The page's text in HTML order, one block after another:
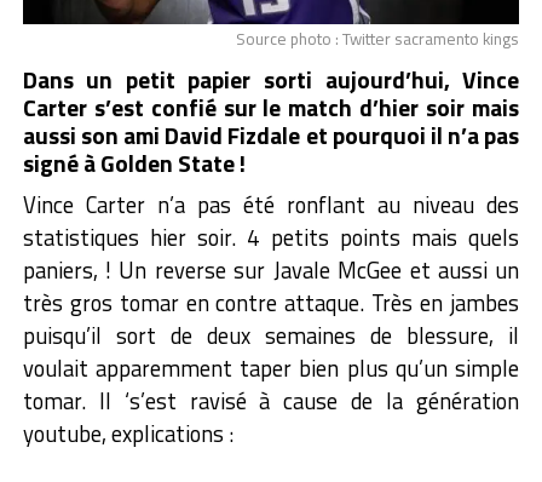
Source photo : Twitter sacramento kings
Dans un petit papier sorti aujourd’hui, Vince
Carter s’est confié sur le match d’hier soir mais
aussi son ami David Fizdale et pourquoi il n’a pas
signé à Golden State !
Vince Carter n’a pas été ronflant au niveau des
statistiques hier soir. 4 petits points mais quels
paniers, ! Un reverse sur Javale McGee et aussi un
très gros tomar en contre attaque. Très en jambes
puisqu’il sort de deux semaines de blessure, il
voulait apparemment taper bien plus qu’un simple
tomar. Il ‘s’est ravisé à cause de la génération
youtube, explications :